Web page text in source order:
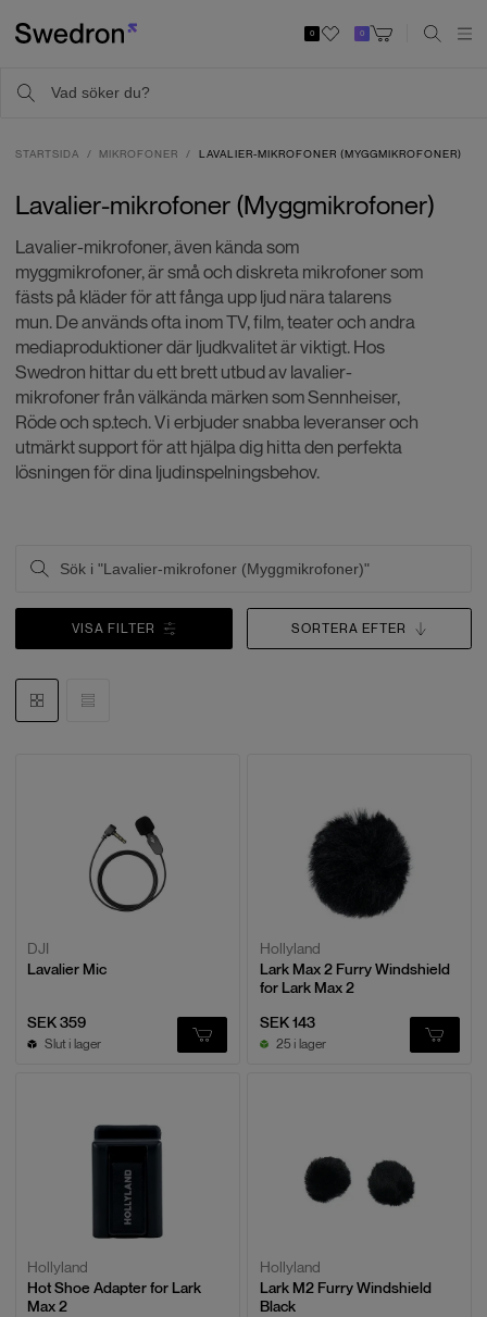
0 0
STARTSIDA MIKROFONER LAVALIER-MIKROFONER (MYGGMIKROFONER)
Lavalier-mikrofoner (Myggmikrofoner)
Lavalier-mikrofoner, även kända som
myggmikrofoner, är små och diskreta mikrofoner som
fästs på kläder för att fånga upp ljud nära talarens
mun. De används ofta inom TV, film, teater och andra
mediaproduktioner där ljudkvalitet är viktigt. Hos
Swedron hittar du ett brett utbud av lavalier-
mikrofoner från välkända märken som Sennheiser,
Röde och sp.tech. Vi erbjuder snabba leveranser och
utmärkt support för att hjälpa dig hitta den perfekta
lösningen för dina ljudinspelningsbehov.
VISA FILTER SORTERA EFTER
DJI
Lavalier Mic
SEK 359
Slut i lager
Hollyland
Lark Max 2 Furry Windshield
for Lark Max 2
SEK 143
25 i lager
Hollyland
Hot Shoe Adapter for Lark
Max 2
Hollyland
Lark M2 Furry Windshield
Black